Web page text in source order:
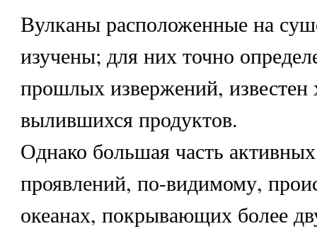
Вулканы расположенные на
изучены; для них точно
прошлых извержений, известен
вылившихся продуктов.
Однако большая часть
проявлений, по-видимому,
океанах, покрывающих более